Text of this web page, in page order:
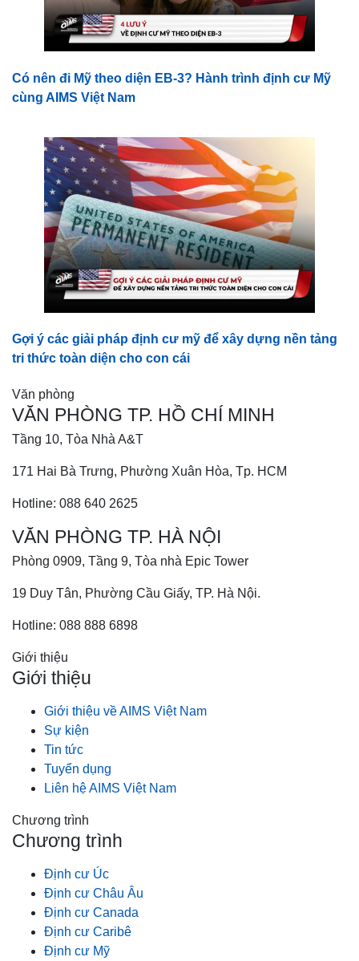
Có nên đi Mỹ theo diện EB-3? Hành trình định cư Mỹ
cùng AIMS Việt Nam
Gợi ý các giải pháp định cư mỹ để xây dựng nền tảng
tri thức toàn diện cho con cái
Văn phòng
VĂN PHÒNG TP. HỒ CHÍ MINH
Tầng 10, Tòa Nhà A&T
171 Hai Bà Trưng, Phường Xuân Hòa, Tp. HCM
Hotline: 088 640 2625
VĂN PHÒNG TP. HÀ NỘI
Phòng 0909, Tầng 9, Tòa nhà Epic Tower
19 Duy Tân, Phường Cầu Giấy, TP. Hà Nội.
Hotline: 088 888 6898
Giới thiệu
Giới thiệu
Giới thiệu về AIMS Việt Nam
Sự kiện
Tin tức
Tuyển dụng
Liên hệ AIMS Việt Nam
Chương trình
Chương trình
Định cư Úc
Định cư Châu Âu
Định cư Canada
Định cư Caribê
Định cư Mỹ